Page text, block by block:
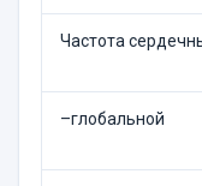
Частота
–глобальной